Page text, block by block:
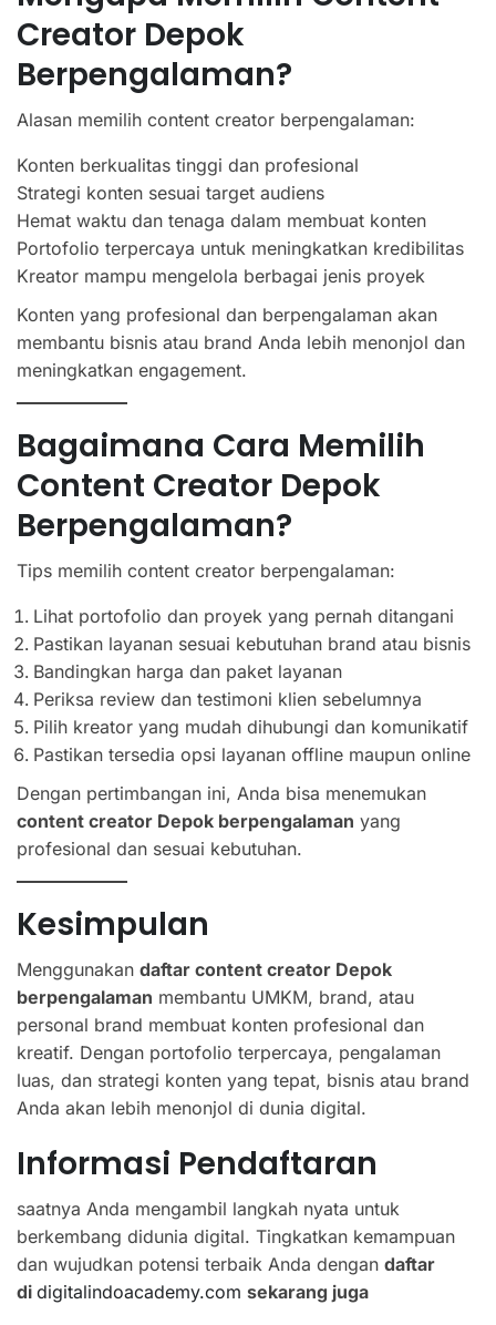
Creator Depok
Berpengalaman?
Alasan memilih content creator berpengalaman:
Konten berkualitas tinggi dan profesional
Strategi konten sesuai target audiens
Hemat waktu dan tenaga dalam membuat konten
Portofolio terpercaya untuk meningkatkan kredibilitas
Kreator mampu mengelola berbagai jenis proyek
Konten yang profesional dan berpengalaman akan
membantu bisnis atau brand Anda lebih menonjol dan
meningkatkan engagement.
Bagaimana Cara Memilih
Content Creator Depok
Berpengalaman?
Tips memilih content creator berpengalaman:
Lihat portofolio dan proyek yang pernah ditangani
Pastikan layanan sesuai kebutuhan brand atau bisnis
Bandingkan harga dan paket layanan
Periksa review dan testimoni klien sebelumnya
Pilih kreator yang mudah dihubungi dan komunikatif
Pastikan tersedia opsi layanan offline maupun online
Dengan pertimbangan ini, Anda bisa menemukan
content creator Depok berpengalaman yang
profesional dan sesuai kebutuhan.
Kesimpulan
Menggunakan daftar content creator Depok
berpengalaman membantu UMKM, brand, atau
personal brand membuat konten profesional dan
kreatif. Dengan portofolio terpercaya, pengalaman
luas, dan strategi konten yang tepat, bisnis atau brand
Anda akan lebih menonjol di dunia digital.
Informasi Pendaftaran
saatnya Anda mengambil langkah nyata untuk
berkembang didunia digital. Tingkatkan kemampuan
dan wujudkan potensi terbaik Anda dengan daftar
di digitalindoacademy.com sekarang juga